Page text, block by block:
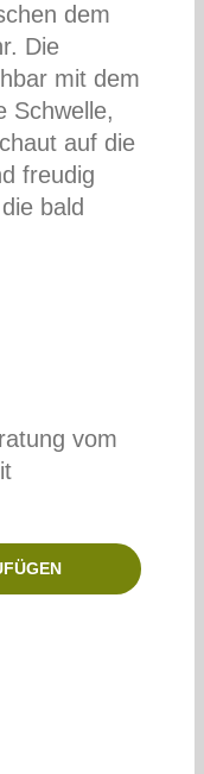
dem
Die
mit dem
Schwelle,
auf die
freudig
bald
vom